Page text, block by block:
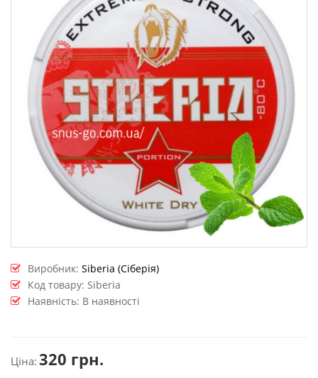
Виробник: Siberia (Сіберія)
Код товару: Siberia
Наявність: В наявності
Ціна: 320 грн.